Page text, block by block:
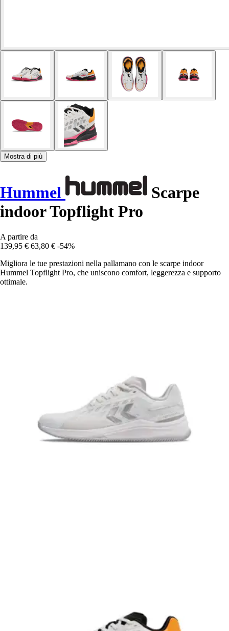
Mostra di più
Hummel
Scarpe
indoor Topflight Pro
A partire da
139,95 € 63,80 € -54%
Migliora le tue prestazioni nella pallamano con le scarpe indoor
Hummel Topflight Pro, che uniscono comfort, leggerezza e supporto
ottimale.